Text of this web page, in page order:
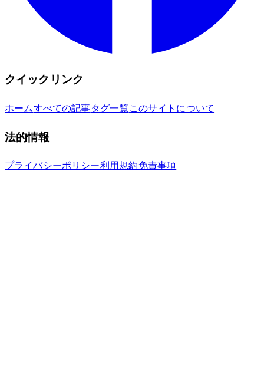
クイックリンク
ホームすべての記事タグ一覧 このサイトについて
法的情報
プライバシーポリシー利用規約免責事項